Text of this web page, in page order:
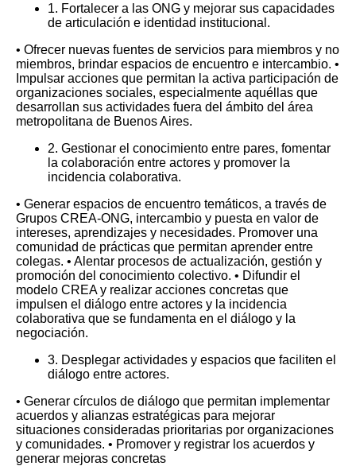
1. Fortalecer a las ONG y mejorar sus capacidades
de articulación e identidad institucional.
• Ofrecer nuevas fuentes de servicios para miembros y no
miembros, brindar espacios de encuentro e intercambio. •
Impulsar acciones que permitan la activa participación de
organizaciones sociales, especialmente aquéllas que
desarrollan sus actividades fuera del ámbito del área
metropolitana de Buenos Aires.
2. Gestionar el conocimiento entre pares, fomentar
la colaboración entre actores y promover la
incidencia colaborativa.
• Generar espacios de encuentro temáticos, a través de
Grupos CREA-ONG, intercambio y puesta en valor de
intereses, aprendizajes y necesidades. Promover una
comunidad de prácticas que permitan aprender entre
colegas. • Alentar procesos de actualización, gestión y
promoción del conocimiento colectivo. • Difundir el
modelo CREA y realizar acciones concretas que
impulsen el diálogo entre actores y la incidencia
colaborativa que se fundamenta en el diálogo y la
negociación.
3. Desplegar actividades y espacios que faciliten el
diálogo entre actores.
• Generar círculos de diálogo que permitan implementar
acuerdos y alianzas estratégicas para mejorar
situaciones consideradas prioritarias por organizaciones
y comunidades. • Promover y registrar los acuerdos y
generar mejoras concretas